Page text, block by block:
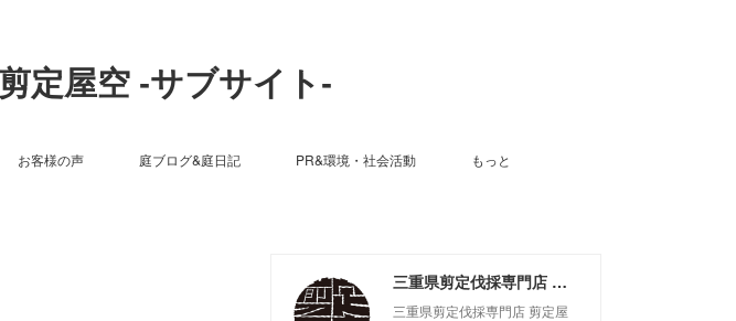
定屋空 -サブサイト-
お客様の声 庭ブログ&庭日記 PR&環境・社会活動 もっと
三重県剪定伐採専門店 剪定屋空 -サブサイト-
三重県剪定伐採専門店 剪定屋